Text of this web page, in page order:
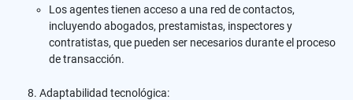
Los agentes tienen acceso a una red de contactos,
incluyendo abogados, prestamistas, inspectores y
contratistas, que pueden ser necesarios durante el proceso
de transacción.
Adaptabilidad tecnológica: